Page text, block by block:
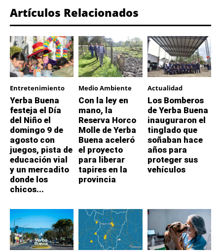
Artículos Relacionados
Entretenimiento
Yerba Buena
festeja el Día
del Niño el
domingo 9 de
agosto con
juegos, pista de
educación vial
y un mercadito
donde los
chicos...
Medio Ambiente
Con la ley en
mano, la
Reserva Horco
Molle de Yerba
Buena aceleró
el proyecto
para liberar
tapires en la
provincia
Actualidad
Los Bomberos
de Yerba Buena
inauguraron el
tinglado que
soñaban hace
años para
proteger sus
vehículos